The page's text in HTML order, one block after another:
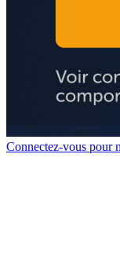
Connectez-vous pour